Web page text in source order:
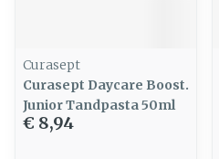
Curasept
Curasept Daycare Boost.
Junior Tandpasta 50ml
€ 8,94